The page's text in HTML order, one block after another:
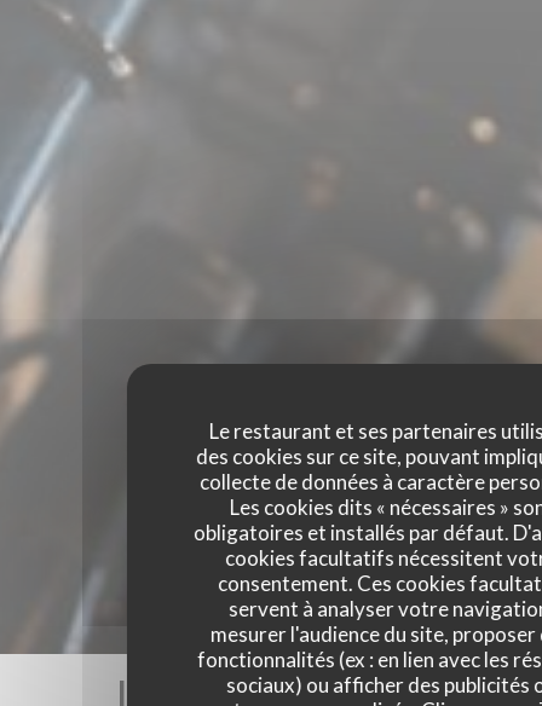
Le restaurant et ses partenaires
des cookies sur ce site, pouvant
collecte de données à caractère
Les cookies dits « nécessaires »
obligatoires et installés par défaut.
cookies facultatifs nécessitent
consentement. Ces cookies
servent à analyser votre
mesurer l'audience du site, proposer
fonctionnalités (ex : en lien avec les
sociaux) ou afficher des publicités